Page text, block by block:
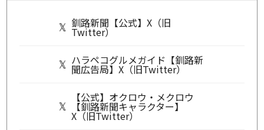
釧路新聞【公式】X（旧
Twitter）
ハラペコグルメガイド【釧路新
聞広告局】X（旧Twitter）
【公式】オクロウ・メクロウ
【釧路新聞キャラクター】
X（旧Twitter）